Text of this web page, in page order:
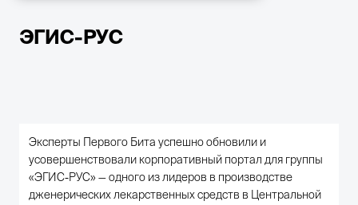
ЭГИС-РУС
Эксперты Первого Бита успешно обновили и
усовершенствовали корпоративный портал для группы
«ЭГИС-РУС» — одного из лидеров в производстве
дженерических лекарственных средств в Центральной